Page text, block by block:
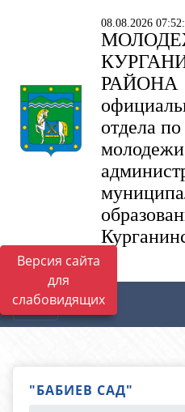
Версия сайта
для
слабовидящих
08.08.2026
РАЙОНА
отдела
молодежи
"БАБИЕВ САД"